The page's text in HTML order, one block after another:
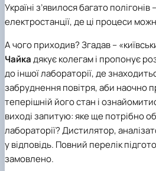
Україні з’явилося багато полігонів
електростанції, де ці процеси
А чого приходив? Згадав –
Чайкадякує колегам і пропонує
до іншої лабораторії, де
забруднення повітря, аби наочно
теперішній його стан і
виході запитую: яке ще потрібно
лабораторії? Дистилятор,
у відповідь. Повний перелік
замовлено.